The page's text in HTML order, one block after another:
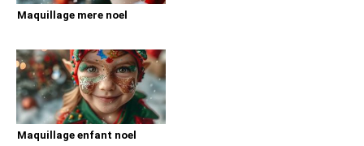
Maquillage mere noel
Maquillage enfant noel